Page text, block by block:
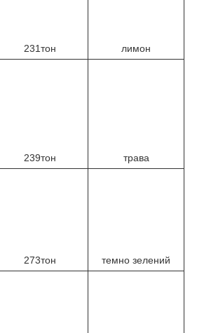
231тон лимон
239тон трава
273тон темно зелений